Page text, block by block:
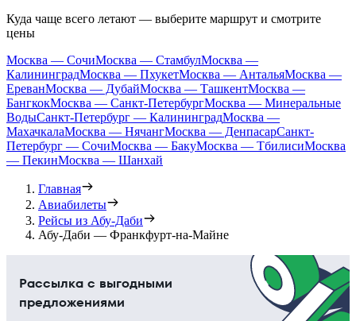
Куда чаще всего летают — выберите маршрут и смотрите
цены
Москва — СочиМосква — СтамбулМосква —
КалининградМосква — ПхукетМосква — АнтальяМосква —
ЕреванМосква — ДубайМосква — ТашкентМосква —
БангкокМосква — Санкт-ПетербургМосква — Минеральные
ВодыСанкт-Петербург — КалининградМосква —
МахачкалаМосква — НячангМосква — ДенпасарСанкт-
Петербург — СочиМосква — БакуМосква — ТбилисиМосква
— ПекинМосква — Шанхай
Главная
Авиабилеты
Рейсы из Абу-Даби
Абу-Даби — Франкфурт-на-Майне
Рассылка с выгодными
предложениями